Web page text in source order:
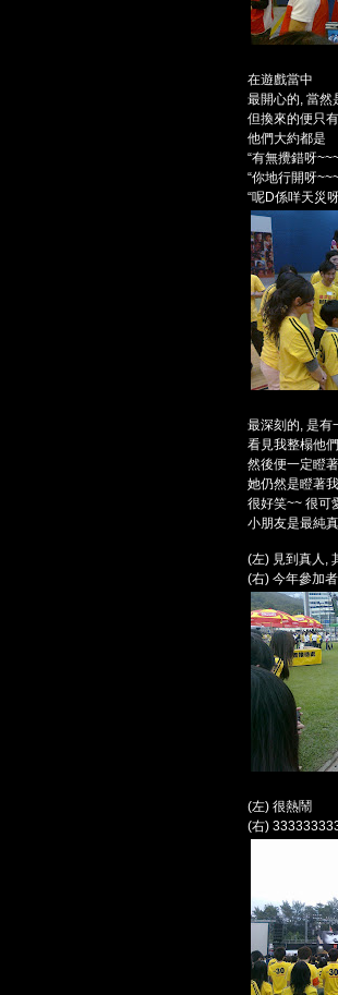
在遊戲當中
最開心的, 當然
但換來的便只
他們大約都是
“有無攪錯呀
“你地行開呀
“呢D係咩天災
最深刻的, 是有
看見我整榻他
然後便一定瞪
她仍然是瞪著我
很好笑~~ 很可
小朋友是最純
(左) 見到真人,
(右) 今年參加
(左) 很熱鬧
(右)